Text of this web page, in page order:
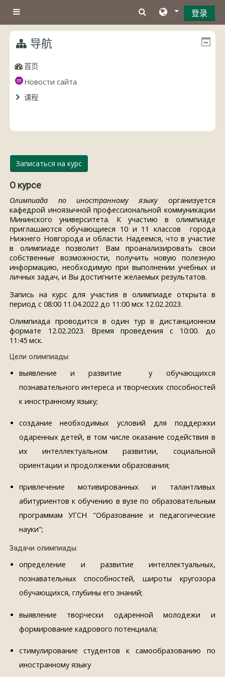
停靠面板
登录
导航
首页
Новости сайта
课程
Записаться на курс
О курсе
Олимпиада по иностранному языкуорганизуется
кафедрой иноязычной профессиональной коммуникации
Мининского университета. К участию в олимпиаде
приглашаются обучающиеся 10 и 11 классов города
Нижнего Новгорода и области. Надеемся, что в участие
в олимпиаде позволит Вам проанализировать свои
собственные возможности, получить новую полезную
информацию, необходимую при выполнении учебных и
личных задач, и Вы достигните желаемых результатов.
Запись на курс для участия в олимпиаде открыта в
период с 08:00 11.04.2022 до 11:00 мск 12.02.2023.
Олимпиада проводится в один тур в дистанционном
формате 12.02.2023. Время проведения с 10:00. до
11:45мск.
Цели олимпиады:
выявление и развитие у обучающихся
познавательного интереса и творческих способностей
к иностранному языку;
создание необходимых условий для поддержки
одаренных детей, в том числе оказание содействия в
их интеллектуальном развитии, социальной
ориентации и продолжении образования;
привлечение мотивированных и талантливых
абитуриентов к обучению в вузе по образовательным
программам УГСН "Образование и педагогические
науки";
Задачи олимпиады:
определение и развитие интеллектуальных,
познавательных способностей, широты кругозора
обучающихся, глубины его знаний;
выявление творчески одаренной молодежи и
формирование кадрового потенциала;
стимулирование студентов к самообразованию по
иностранному языку